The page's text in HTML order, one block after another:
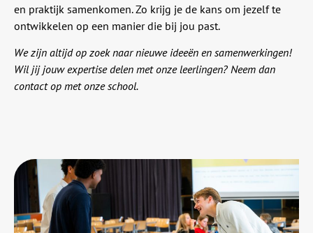
en praktijk samenkomen. Zo krijg je de kans om jezelf te
ontwikkelen op een manier die bij jou past.
We zijn altijd op zoek naar nieuwe ideeën en samenwerkingen!
Wil jij jouw expertise delen met onze leerlingen? Neem dan
contact op met onze school.